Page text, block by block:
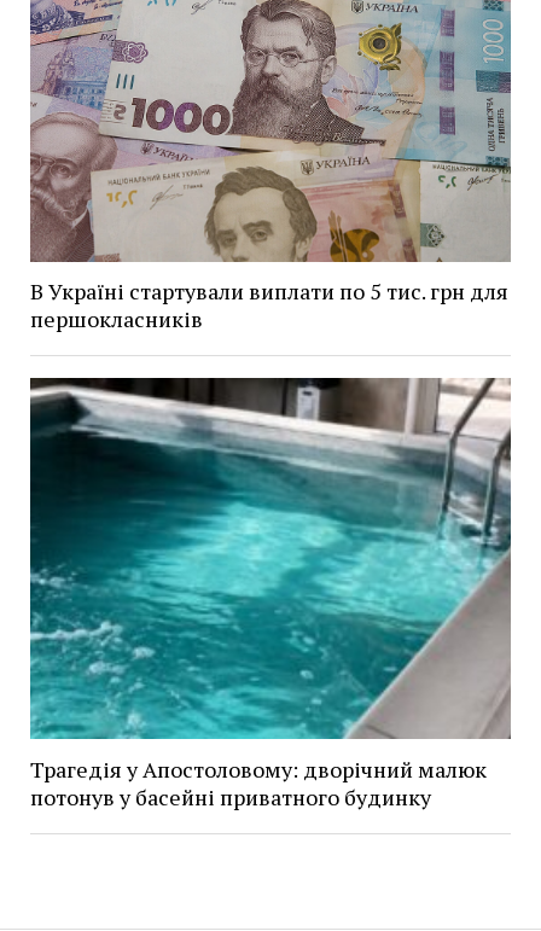
В Україні стартували виплати по 5 тис. грн для
першокласників
Трагедія у Апостоловому: дворічний малюк
потонув у басейні приватного будинку